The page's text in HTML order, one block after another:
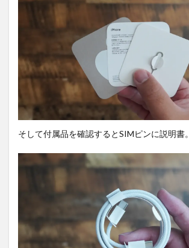
1Ⅴと
デザ
イン
3
スプ
を確
輝度
そして付属品を確認するとSIMピンに説明書。